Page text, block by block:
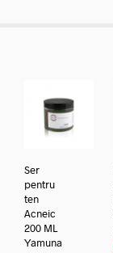
Ser
pentru
ten
Acneic
200 ML
Yamuna